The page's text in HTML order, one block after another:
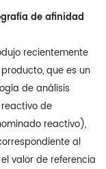
de afinidad
recientemente
que es un
de análisis
de
reactivo),
al
valor de referencia